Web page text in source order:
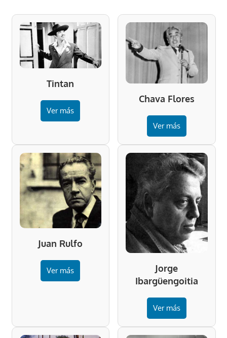
Tintan
Ver más
Chava Flores
Ver más
Juan Rulfo
Ver más
Jorge
Ibargüengoitia
Ver más